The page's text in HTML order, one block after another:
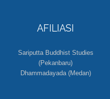
AFILIASI
Sariputta Buddhist Studies
(Pekanbaru)
Dhammadayada (Medan)